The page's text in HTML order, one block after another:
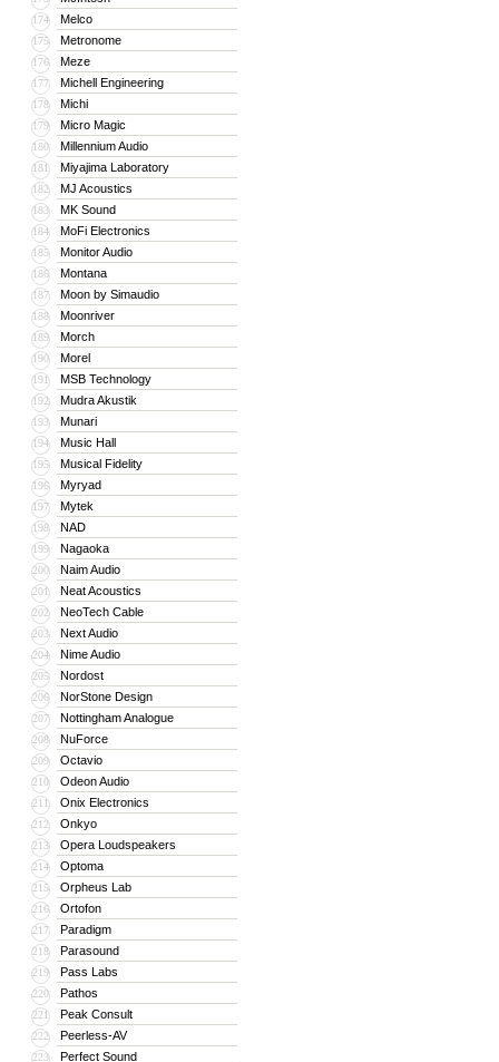
174 Melco
175 Metronome
176 Meze
177 Michell Engineering
178 Michi
179 Micro Magic
180 Millennium Audio
181 Miyajima Laboratory
182 MJ Acoustics
183 MK Sound
184 MoFi Electronics
185 Monitor Audio
186 Montana
187 Moon by Simaudio
188 Moonriver
189 Morch
190 Morel
191 MSB Technology
192 Mudra Akustik
193 Munari
194 Music Hall
195 Musical Fidelity
196 Myryad
197 Mytek
198 NAD
199 Nagaoka
200 Naim Audio
201 Neat Acoustics
202 NeoTech Cable
203 Next Audio
204 Nime Audio
205 Nordost
206 NorStone Design
207 Nottingham Analogue
208 NuForce
209 Octavio
210 Odeon Audio
211 Onix Electronics
212 Onkyo
213 Opera Loudspeakers
214 Optoma
215 Orpheus Lab
216 Ortofon
217 Paradigm
218 Parasound
219 Pass Labs
220 Pathos
221 Peak Consult
222 Peerless-AV
223 Perfect Sound